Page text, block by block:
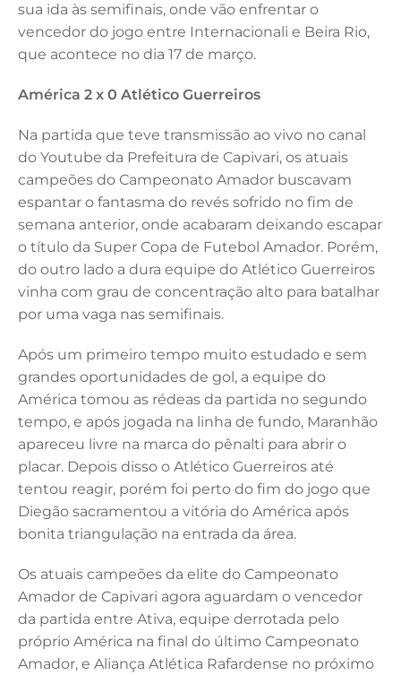
sua ida às semifinais, onde vão enfrentar o
vencedor do jogo entre Internacionali e Beira Rio,
que acontece no dia 17 de março.
América 2 x 0 Atlético Guerreiros
Na partida que teve transmissão ao vivo no canal
do Youtube da Prefeitura de Capivari, os atuais
campeões do Campeonato Amador buscavam
espantar o fantasma do revés sofrido no fim de
semana anterior, onde acabaram deixando escapar
o título da Super Copa de Futebol Amador. Porém,
do outro lado a dura equipe do Atlético Guerreiros
vinha com grau de concentração alto para batalhar
por uma vaga nas semifinais.
Após um primeiro tempo muito estudado e sem
grandes oportunidades de gol, a equipe do
América tomou as rédeas da partida no segundo
tempo, e após jogada na linha de fundo, Maranhão
apareceu livre na marca do pênalti para abrir o
placar. Depois disso o Atlético Guerreiros até
tentou reagir, porém foi perto do fim do jogo que
Diegão sacramentou a vitória do América após
bonita triangulação na entrada da área.
Os atuais campeões da elite do Campeonato
Amador de Capivari agora aguardam o vencedor
da partida entre Ativa, equipe derrotada pelo
próprio América na final do último Campeonato
Amador, e Aliança Atlética Rafardense no próximo